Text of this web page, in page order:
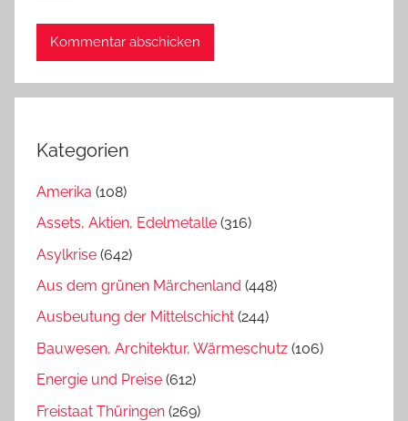
Kategorien
Amerika (108)
Assets, Aktien, Edelmetalle (316)
Asylkrise (642)
Aus dem grünen Märchenland (448)
Ausbeutung der Mittelschicht (244)
Bauwesen, Architektur, Wärmeschutz (106)
Energie und Preise (612)
Freistaat Thüringen (269)